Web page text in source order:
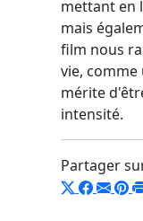
mettant en
mais
film nous
vie,
mérite
intensité.
Partager